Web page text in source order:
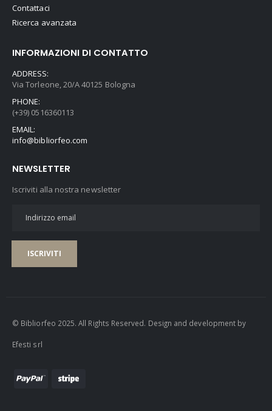
Contattaci
Ricerca avanzata
INFORMAZIONI DI CONTATTO
ADDRESS:
Via Torleone, 20/A 40125 Bologna
PHONE:
(+39) 0516360113
EMAIL:
info@bibliorfeo.com
NEWSLETTER
Iscriviti alla nostra newsletter
ISCRIVITI
© Bibliorfeo 2025. All Rights Reserved. Design and development by
Efesti srl